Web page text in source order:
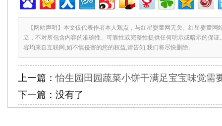
【网站声明】本文仅代表作者本人观点，与红星婴童网无关。红星婴童网
立，不对所包含内容的准确性、可靠性或完整性提供任何明示或暗示的保
容均来自互联网,如不慎侵害的您的权益,请告知,我们将尽快删除。
上一篇：怡生园田园蔬菜小饼干满足宝宝味觉需
下一篇： 没有了